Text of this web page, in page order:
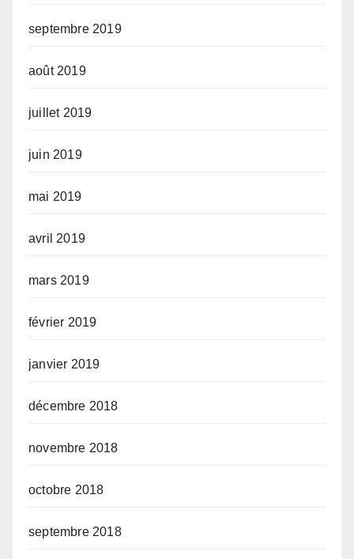
septembre 2019
août 2019
juillet 2019
juin 2019
mai 2019
avril 2019
mars 2019
février 2019
janvier 2019
décembre 2018
novembre 2018
octobre 2018
septembre 2018